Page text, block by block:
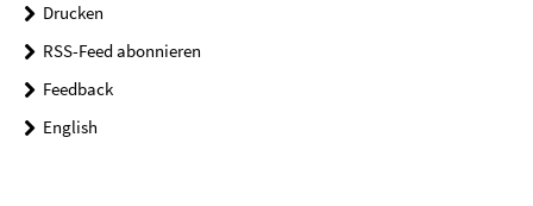
Drucken
RSS-Feed abonnieren
Feedback
English